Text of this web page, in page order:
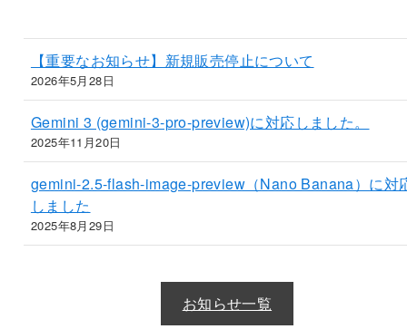
【重要なお知らせ】新規販売停止について
2026年5月28日
Gemini 3 (gemini-3-pro-preview)に対応しました。
2025年11月20日
gemini-2.5-flash-image-preview（Nano Banana）に対
しました
2025年8月29日
お知らせ一覧